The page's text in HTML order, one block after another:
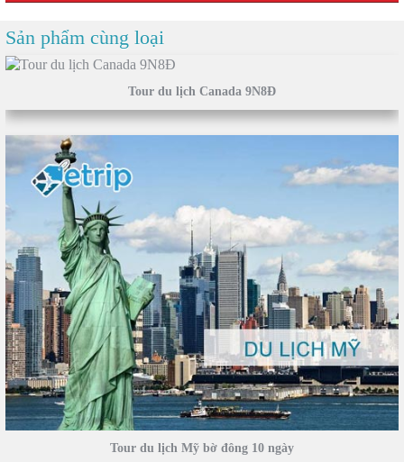
Sản phẩm cùng loại
Tour du lịch Canada 9N8Đ
Tour du lịch Mỹ bờ đông 10 ngày